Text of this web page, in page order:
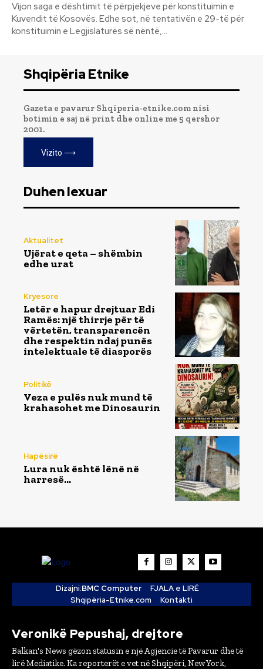
Vijon saga e dështimit të përpjekjeve për konstituimin e
Kuvendit të Kosovës. Edhe sot, në tentativën e 29-të për
konstituimin e Legjislaturës së nëntë,...
Shqipëria Etnike
Gazeta e pavarur Shqiperia-etnike.com nisi
botimin e saj në print dhe online me 5 qershor
2001.
Vizito ⟶
Duhen lexuar
Aktualitet
Ujërat e qeta – shëmbin
edhe urat
Kryesore
Letër e hapur drejtuar Edi
Ramës: një thirrje për të
vërtetën, transparencën
dhe respektin ndaj punës
intelektuale të diasporës
Politikë
Veza e pulës nuk mund të
krahasohet me Dinosaurin
Hapësirë
Lura nuk është lënë në
harresë…
Dizajni:BMC Computer
FJALA e LIRË
Shqipëria-Etnike.com
Kontakti
Veronikë Pepushaj, drejtore
Balkan's News gëzon statusin e një Agjencie të Pavarur dhe të
lirë Mediatike. Ka reporterët e vet në Shqipëri, New York,